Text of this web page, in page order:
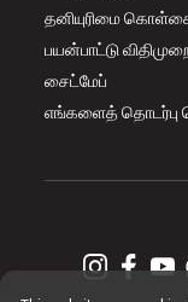
தனியுரிமை
பயன்பாட்டு
சைட்மேப்
எங்களைத் தொடர்பு